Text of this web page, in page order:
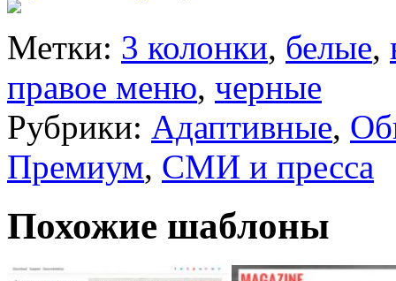
Метки: 3 колонки, белые,
правое меню, черные
Рубрики: Адаптивные,
Премиум, СМИ и пресса
Похожие шаблоны